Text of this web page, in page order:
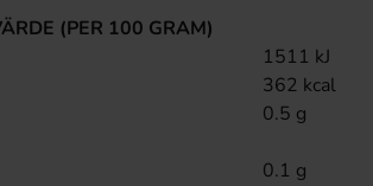
(PER 100 GRAM)
1511 kJ
362 kcal
0.5 g
0.1 g